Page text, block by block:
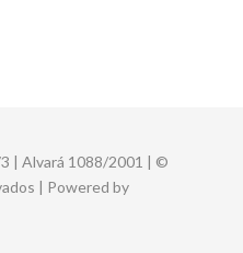
| Alvará 1088/2001 | ©
| Powered by